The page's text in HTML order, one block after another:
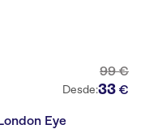
99 €
Desde:33 €
Eye